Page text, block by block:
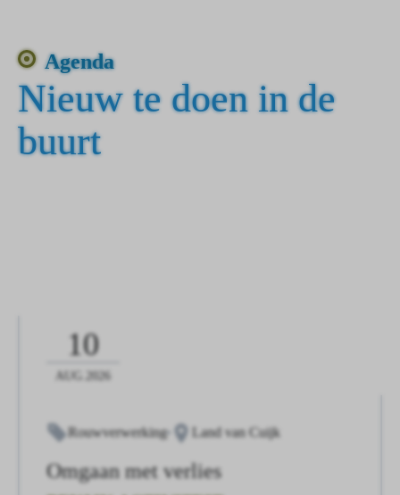
Agenda
Nieuw te doen in de
buurt
10
AUG.2026
Rouwverwerking Land van Cuijk
Omgaan met verlies